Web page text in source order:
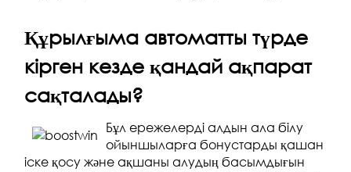
Құрылғыма автоматты түрде
кірген кезде қандай ақпарат
сақталады?
Бұл ережелерді алдын ала білу
ойыншыларға бонустарды қашан
іске қосу және ақшаны алудың басымдығын